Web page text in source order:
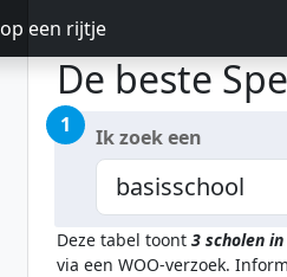
op een rijtje
De beste
1 Ik zoek een
Deze tabel toont 3 scholen
via een WOO-verzoek.